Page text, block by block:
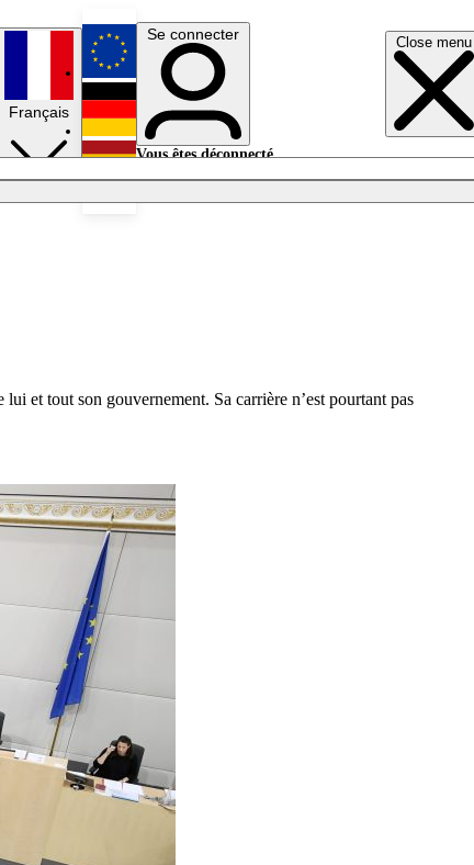
Close menu
Français
English
Deutsch
Se connecter
Vous êtes déconnecté.
et tout son gouvernement. Sa carrière n’est pourtant pas